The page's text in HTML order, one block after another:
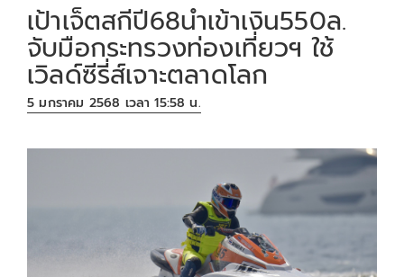
เป้าเจ็ตสกีปี68นำเข้าเงิน550ล.
จับมือกระทรวงท่องเที่ยวฯ ใช้
เวิลด์ซีรี่ส์เจาะตลาดโลก
5 มกราคม 2568 เวลา 15:58 น.